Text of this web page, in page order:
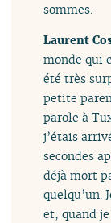
sommes.
Laurent
monde qui
été très
petite
parole à
j’étais
secondes
déjà mort
quelqu’un.
et, quand